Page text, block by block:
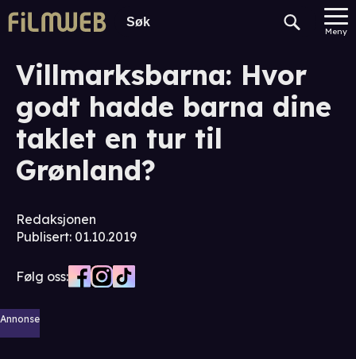
Meny
Villmarksbarna: Hvor
godt hadde barna dine
taklet en tur til
Grønland?
Redaksjonen
Publisert: 01.10.2019
Følg oss:
Annonse